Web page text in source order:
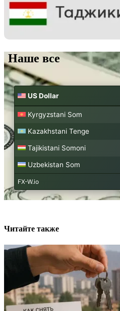
Наше все
Читайте также